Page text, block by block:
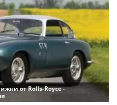
от Rolls-Royce -